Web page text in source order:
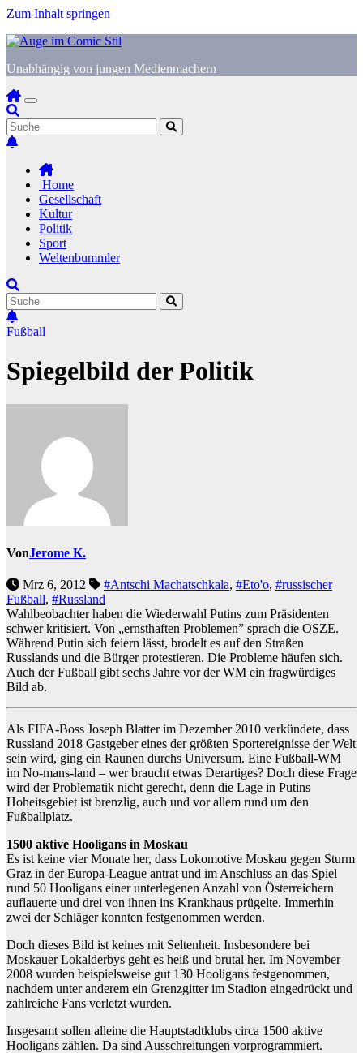
Zum Inhalt springen
Unabhängig von jungen Medienmachern
Home
Gesellschaft
Kultur
Politik
Sport
Weltenbummler
Fußball
Spiegelbild der Politik
VonJerome K.
Mrz 6, 2012 #Antschi Machatschkala, #Eto'o, #russischer
Fußball, #Russland
Wahlbeobachter haben die Wiederwahl Putins zum Präsidenten
schwer kritisiert. Von „ernsthaften Problemen” sprach die OSZE.
Während Putin sich feiern lässt, brodelt es auf den Straßen
Russlands und die Bürger protestieren. Die Probleme häufen sich.
Auch der Fußball gibt sechs Jahre vor der WM ein fragwürdiges
Bild ab.
Als FIFA-Boss Joseph Blatter im Dezember 2010 verkündete, dass
Russland 2018 Gastgeber eines der größten Sportereignisse der Welt
sein wird, ging ein Raunen durchs Universum. Eine Fußball-WM
im No-mans-land – wer braucht etwas Derartiges? Doch diese Frage
wird der Problematik nicht gerecht, denn die Lage in Putins
Hoheitsgebiet ist brenzlig, auch und vor allem rund um den
Fußballplatz.
1500 aktive Hooligans in Moskau
Es ist keine vier Monate her, dass Lokomotive Moskau gegen Sturm
Graz in der Europa-League antrat und im Anschluss an das Spiel
rund 50 Hooligans einer unterlegenen Anzahl von Österreichern
auflauerte und drei von ihnen ins Krankhaus prügelte. Immerhin
zwei der Schläger konnten festgenommen werden.
Doch dieses Bild ist keines mit Seltenheit. Insbesondere bei
Moskauer Lokalderbys geht es heiß und brutal her. Im November
2008 wurden beispielsweise gut 130 Hooligans festgenommen,
nachdem unter anderem ein Grenzgitter im Stadion eingedrückt und
zahlreiche Fans verletzt wurden.
Insgesamt sollen alleine die Hauptstadtklubs circa 1500 aktive
Hooligans zählen. Da sind Ausschreitungen vorprogrammiert.